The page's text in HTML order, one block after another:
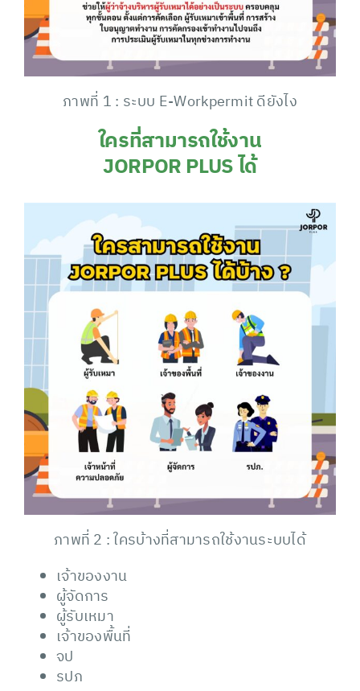
ภาพที่ 1 : ระบบ E-Workpermit ดียังไง
ใครที่สามารถใช้งาน
JORPOR PLUSได้
ภาพที่ 2 : ใครบ้างที่สามารถใช้งานระบบได้
เจ้าของงาน
ผู้จัดการ
ผู้รับเหมา
เจ้าของพื้นที่
จป
รปภ